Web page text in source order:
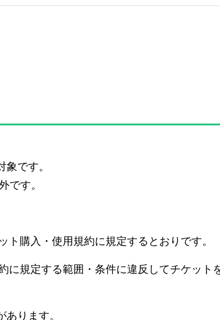
です。
です。
購入・使用規約に規定するとおりです。
規定する範囲・条件に違反してチケット
ります。